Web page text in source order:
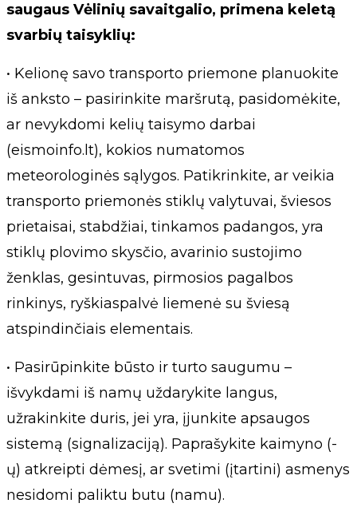
saugaus Vėlinių savaitgalio, primena keletą
svarbių taisyklių:
• Kelionę savo transporto priemone planuokite
iš anksto – pasirinkite maršrutą, pasidomėkite,
ar nevykdomi kelių taisymo darbai
(eismoinfo.lt), kokios numatomos
meteorologinės sąlygos. Patikrinkite, ar veikia
transporto priemonės stiklų valytuvai, šviesos
prietaisai, stabdžiai, tinkamos padangos, yra
stiklų plovimo skysčio, avarinio sustojimo
ženklas, gesintuvas, pirmosios pagalbos
rinkinys, ryškiaspalvė liemenė su šviesą
atspindinčiais elementais.
• Pasirūpinkite būsto ir turto saugumu –
išvykdami iš namų uždarykite langus,
užrakinkite duris, jei yra, įjunkite apsaugos
sistemą (signalizaciją). Paprašykite kaimyno (-
ų) atkreipti dėmesį, ar svetimi (įtartini) asmenys
nesidomi paliktu butu (namu).